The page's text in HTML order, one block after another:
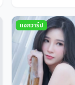
แจกวาร์ป